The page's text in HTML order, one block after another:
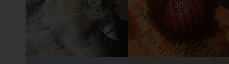
31 30